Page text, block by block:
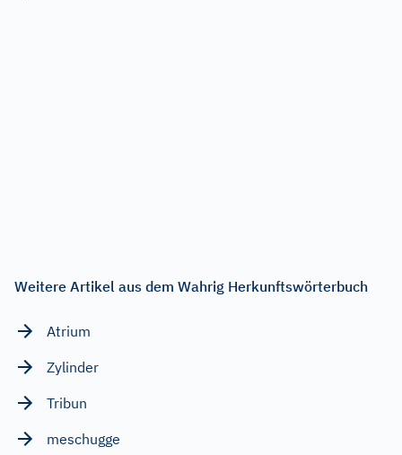
Weitere Artikel aus dem Wahrig Herkunftswörterbuch
Atrium
Zylinder
Tribun
meschugge